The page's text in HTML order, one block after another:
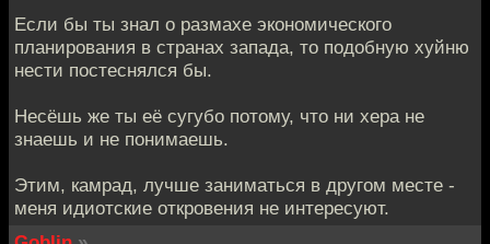
Если бы ты знал о размахе экономического
планирования в странах запада, то подобную хуйню
нести постеснялся бы.
Несёшь же ты её сугубо потому, что ни хера не
знаешь и не понимаешь.
Этим, камрад, лучше заниматься в другом месте -
меня идиотские откровения не интересуют.